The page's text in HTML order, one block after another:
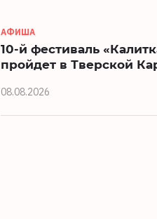
АФИША
10-й фестиваль
пройдет в Тверской
08.08.2026